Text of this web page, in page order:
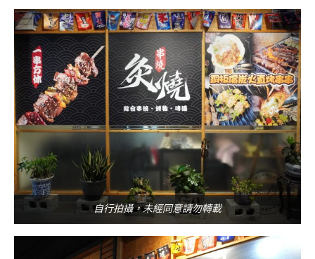
自行拍攝，未經同意請勿轉載